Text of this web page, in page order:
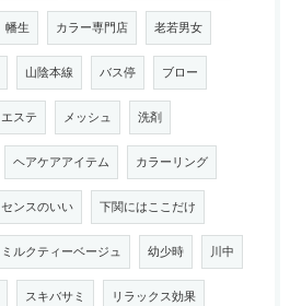
幡生 カラー専門店 老若男女
山陰本線 バス停 ブロー
エステ メッシュ 洗剤
ヘアケアアイテム カラーリング
センスのいい 下関にはここだけ
ミルクティーベージュ 幼少時 川中
スキバサミ リラックス効果